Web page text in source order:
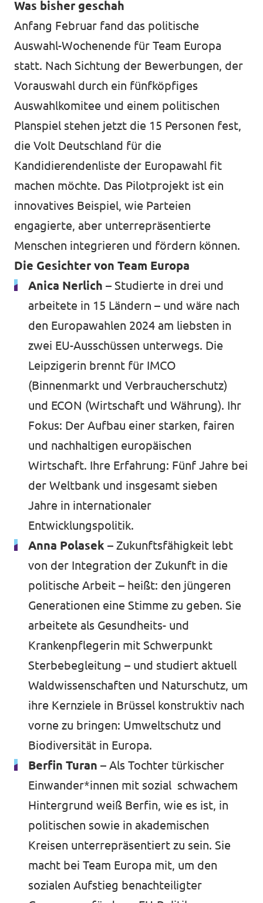
Was bisher geschah
Anfang Februar fand das politische
Auswahl-Wochenende für Team Europa
statt. Nach Sichtung der Bewerbungen, der
Vorauswahl durch ein fünfköpfiges
Auswahlkomitee und einem politischen
Planspiel stehen jetzt die 15 Personen fest,
die Volt Deutschland für die
Kandidierendenliste der Europawahl fit
machen möchte. Das Pilotprojekt ist ein
innovatives Beispiel, wie Parteien
engagierte, aber unterrepräsentierte
Menschen integrieren und fördern können.
Die Gesichter von Team Europa
Anica Nerlich – Studierte in drei und
arbeitete in 15 Ländern – und wäre nach
den Europawahlen 2024 am liebsten in
zwei EU-Ausschüssen unterwegs. Die
Leipzigerin brennt für IMCO
(Binnenmarkt und Verbraucherschutz)
und ECON (Wirtschaft und Währung). Ihr
Fokus: Der Aufbau einer starken, fairen
und nachhaltigen europäischen
Wirtschaft. Ihre Erfahrung: Fünf Jahre bei
der Weltbank und insgesamt sieben
Jahre in internationaler
Entwicklungspolitik.
Anna Polasek – Zukunftsfähigkeit lebt
von der Integration der Zukunft in die
politische Arbeit – heißt: den jüngeren
Generationen eine Stimme zu geben. Sie
arbeitete als Gesundheits- und
Krankenpflegerin mit Schwerpunkt
Sterbebegleitung – und studiert aktuell
Waldwissenschaften und Naturschutz, um
ihre Kernziele in Brüssel konstruktiv nach
vorne zu bringen: Umweltschutz und
Biodiversität in Europa.
Berfin Turan – Als Tochter türkischer
Einwander*innen mit sozial schwachem
Hintergrund weiß Berfin, wie es ist, in
politischen sowie in akademischen
Kreisen unterrepräsentiert zu sein. Sie
macht bei Team Europa mit, um den
sozialen Aufstieg benachteiligter